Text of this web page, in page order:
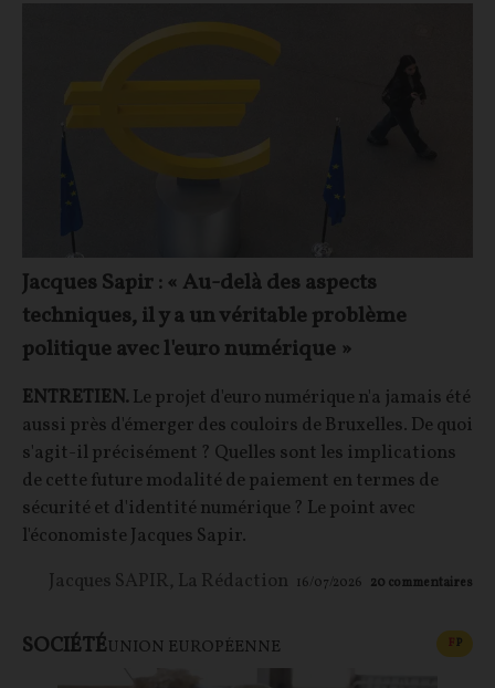
Jacques Sapir : « Au-delà des aspects
techniques, il y a un véritable problème
politique avec l'euro numérique »
ENTRETIEN.Le projet d'euro numérique n'a jamais été
aussi près d'émerger des couloirs de Bruxelles. De quoi
s'agit-il précisément ? Quelles sont les implications
de cette future modalité de paiement en termes de
sécurité et d'identité numérique ? Le point avec
l'économiste Jacques Sapir.
Jacques SAPIR, La Rédaction 16/07/2026 20 commentaires
SOCIÉTÉUNION EUROPÉENNE FP